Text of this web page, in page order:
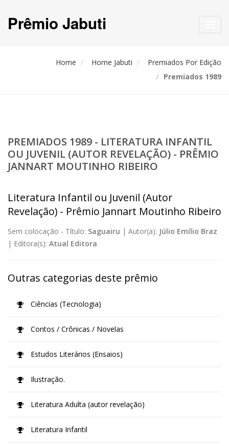
Prêmio Jabuti
Home Home Jabuti
Premiados Por Edição
Premiados 1989
PREMIADOS 1989 - LITERATURA INFANTIL
OU JUVENIL (AUTOR REVELAÇÃO) - PRÊMIO
JANNART MOUTINHO RIBEIRO
Literatura Infantil ou Juvenil (Autor
Revelação) - Prêmio Jannart Moutinho Ribeiro
Sem colocação - Título: Saguairu | Autor(a): Júlio Emílio Braz
| Editora(s): Atual Editora
Outras categorias deste prêmio
Ciências (Tecnologia)
Contos / Crônicas / Novelas
Estudos Literários (Ensaios)
Ilustração.
Literatura Adulta (autor revelação)
Literatura Infantil